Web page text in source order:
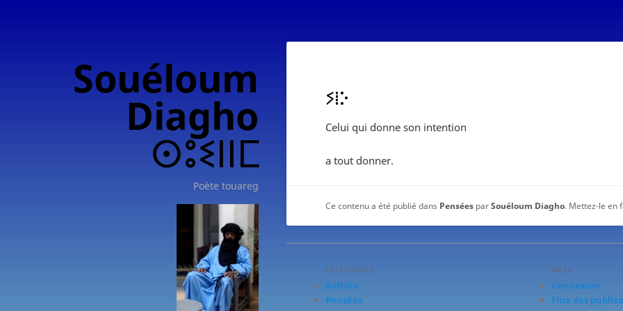
Souéloum
Diagho
ⵙⵓⵉⵏⵏⵎ
Poète touareg
ⵢⵂⴾ
Celui qui donne son intention
a tout donner.
Ce contenu a été publié dans Pensées parSouéloum Diagho. Mettez-le en
CATÉGORIES
Keltina
Pensées
MÉTA
Connexion
Flux des